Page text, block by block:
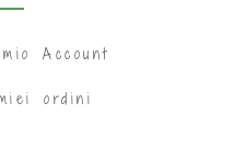
Account
ordini